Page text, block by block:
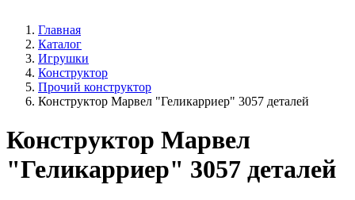
Главная
Каталог
Игрушки
Конструктор
Прочий конструктор
Конструктор Марвел "Геликарриер" 3057 деталей
Конструктор Марвел
"Геликарриер" 3057 деталей